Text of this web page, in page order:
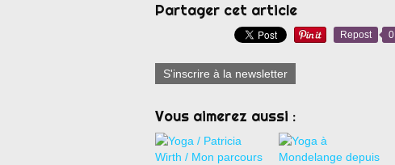
Partager cet article
Repost 0
S'inscrire à la newsletter
Vous aimerez aussi :